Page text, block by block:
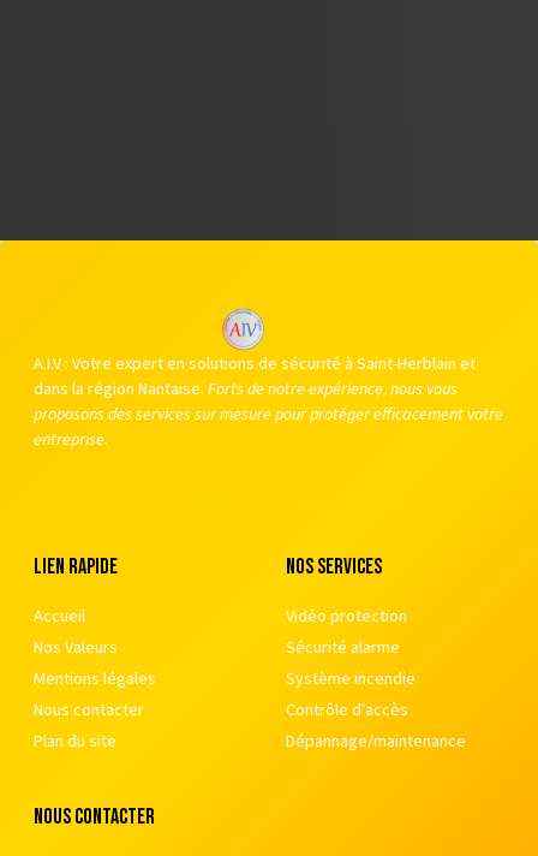
A.I.V : Votre expert en solutions de sécurité à Saint-Herblain et
dans la région Nantaise. Forts de notre expérience, nous vous
proposons des services sur mesure pour protéger efficacement votre
entreprise.
Lien rapide
Accueil
Nos Valeurs
Mentions légales
Nous contacter
Plan du site
nos services
Vidéo protection
Sécurité alarme
Système incendie
Contrôle d'accès
Dépannage/maintenance
nous contacter